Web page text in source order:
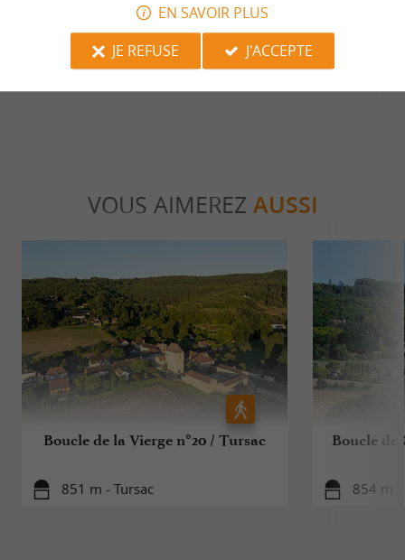
falaise unique du Périgord Vous cherchez un
château à visiter en ...
910 m - Tursac
VOUS AIMEREZ AUSSI
Boucle de la Vierge n°20 / Tursac
851 m - Tursac
Boucle de
854 m -
EN SAVOIR PLUS
JE REFUSE
J'ACCEPTE